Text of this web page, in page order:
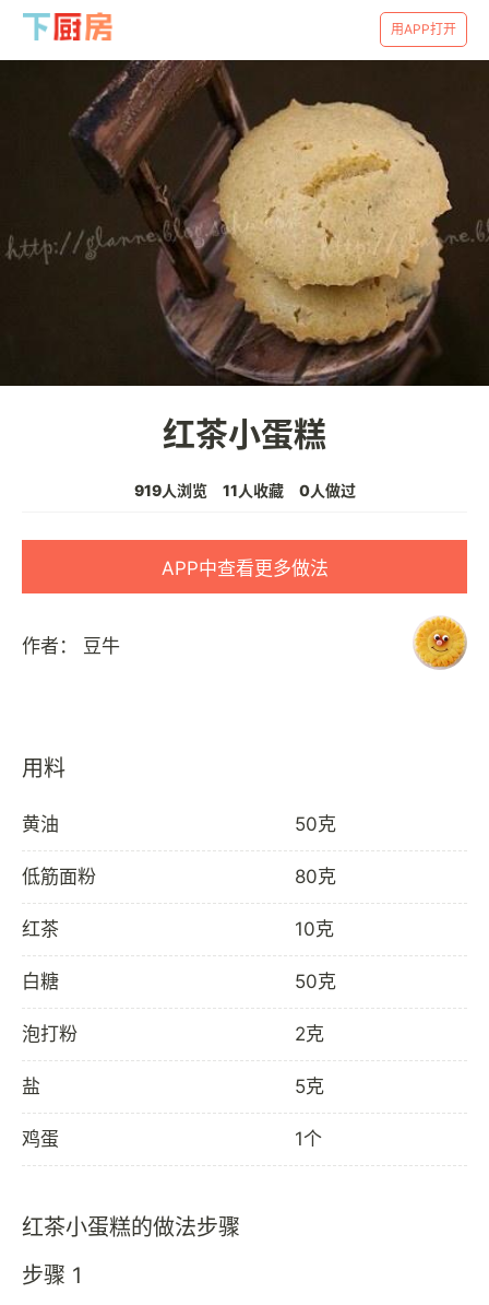
用APP打开
红茶小蛋糕
919人浏览 11人收藏 0人做过
APP中查看更多做法
作者： 豆牛
用料
黄油 50克
低筋面粉 80克
红茶 10克
白糖 50克
泡打粉 2克
盐 5克
鸡蛋 1个
红茶小蛋糕的做法步骤
步骤 1